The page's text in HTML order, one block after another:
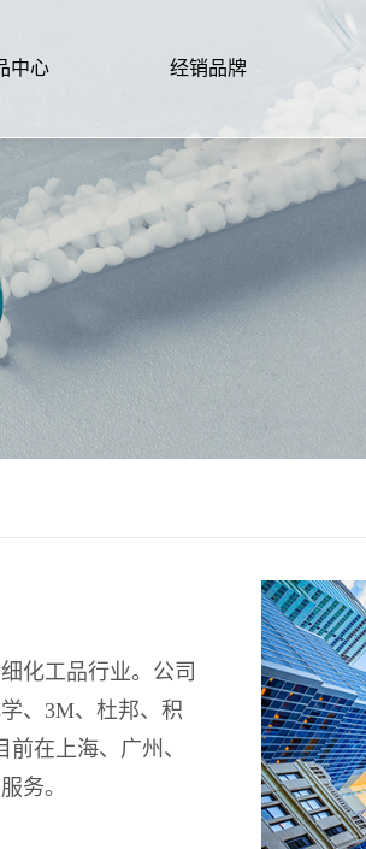
中心 经销品牌
化工品行业。公司
、 3M、杜邦、积
在上海、广州、
务。